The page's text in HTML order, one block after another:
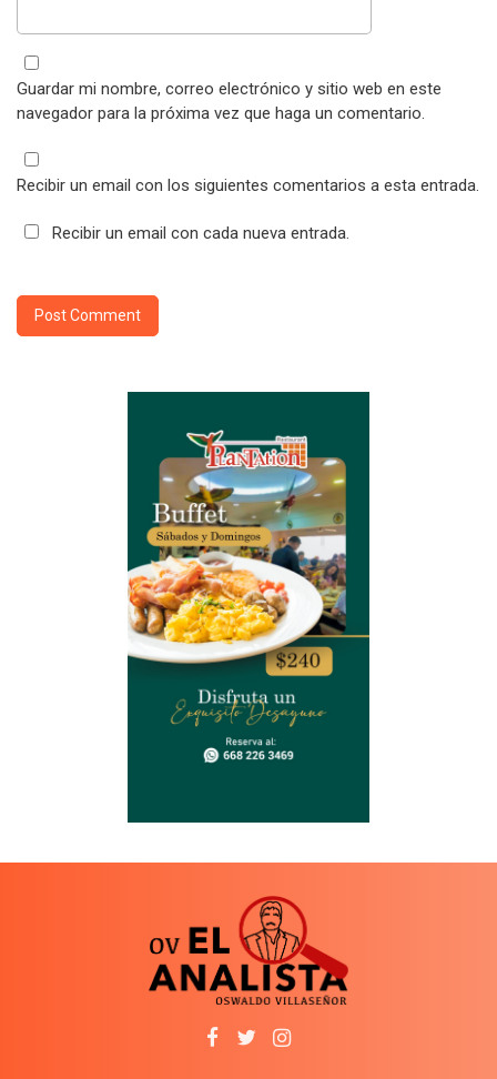
Guardar mi nombre, correo electrónico y sitio web en este
navegador para la próxima vez que haga un comentario.
Recibir un email con los siguientes comentarios a esta entrada.
Recibir un email con cada nueva entrada.